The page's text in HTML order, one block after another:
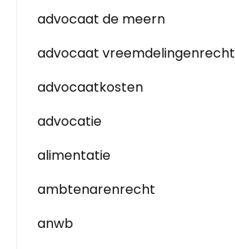
advocaat de meern
advocaat vreemdelingenrecht
advocaatkosten
advocatie
alimentatie
ambtenarenrecht
anwb